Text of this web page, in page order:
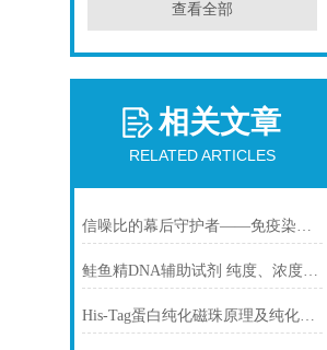
查看全部
相关文章
RELATED ARTICLES
信噪比的幕后守护者——免疫染色洗涤液的科学原理与核心价值
鲑鱼精DNA辅助试剂 纯度、浓度与稳定性对实验结果的影响
His-Tag蛋白纯化磁珠原理及纯化步骤